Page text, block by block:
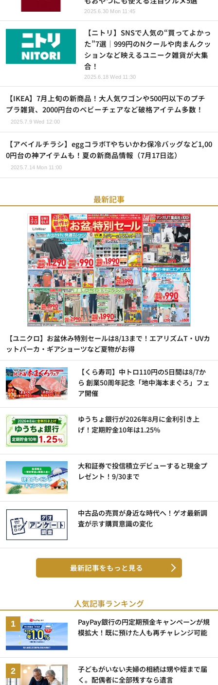
2025.6.30 Mon 11:45
【ニトリ】SNSで人気の“買ってよかっ
た”7選｜999円のNクールや肉まんクッ
ションなど映えるユニーク雑貨が大集
合！
2025.6.18 Wed 11:30
【IKEA】7月上旬の新商品！大人気ワゴンや500円以下のプチ
プラ雑貨、2000円台のベビーチェアなど破格アイテム多数！
2025.7.9 Wed 12:00
【アベイルチラシ】eggコラボTやちいかわ保冷バッグなど1,00
0円台の神アイテムも！夏の新商品情報（7月17日迄）
2025.7.14 Mon 11:00
最新記事
【ユニクロ】お盆休み特別セールは8/13まで！エアリズムT・UVカ
ットパーカ・ギアショーツなど夏物がお得
【くら寿司】中トロ110円の5日間は8/7か
ら 創業50周年記念「地中海本まぐろ」フェ
ア開催
ゆうちょ銀行が2026年8月に金利引き上
げ！定期貯金10年は1.25%
大和証券で投信積立デビューすると現金プ
レゼント！9/30まで
中古品の売買が身近な時代へ！ゲオ最新調
査が示す購買意識の変化
最新記事をもっと見る
人気記事ランキング
PayPay銀行の円定期預金キャンペーンが規
模拡大！既に預けた人も再チャレンジ可能
子どもがいない夫婦の相続は甥や姪まで届
く。配偶者に全部残すなら遺言